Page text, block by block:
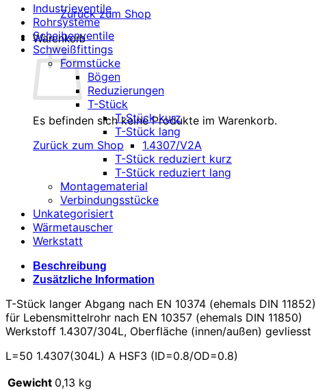
Zurück zum Shop
Warenkorb
Es befinden sich keine Produkte im Warenkorb.
Zurück zum Shop
Industrieventile
Rohrsysteme
Scheibenventile
Schweißfittings
Formstücke
Bögen
Reduzierungen
T-Stück
T-Stück kurz
T-Stück lang
1.4307/V2A
T-Stück reduziert kurz
T-Stück reduziert lang
Montagematerial
Verbindungsstücke
Unkategorisiert
Wärmetauscher
Werkstatt
Beschreibung
Zusätzliche Information
T-Stück langer Abgang nach EN 10374 (ehemals DIN
für Lebensmittelrohr nach EN 10357 (ehemals DIN 11850)
Werkstoff 1.4307/304L, Oberfläche (innen/außen) gevliesst
L=50 1.4307(304L) A HSF3 (ID=0.8/OD=0.8)
Gewicht 0,13 kg